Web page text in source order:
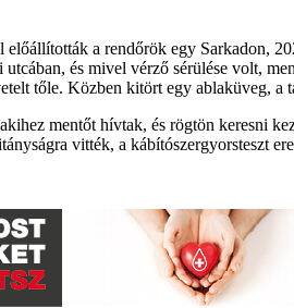
a rendőrök egy Sarkadon,
és mivel vérző sérülése volt,
tőle. Közben kitört egy ablaküveg,
mentőt hívtak, és rögtön keresni
vitték, a kábítószergyorsteszt